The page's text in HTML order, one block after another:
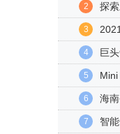
2 探
3
4 巨
5 Mini
6 海
7 智